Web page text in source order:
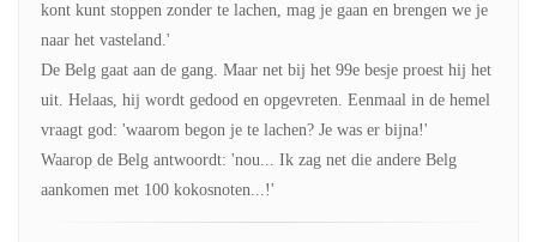
kont kunt stoppen zonder te lachen, mag je gaan en brengen we je
naar het vasteland.'
De Belg gaat aan de gang. Maar net bij het 99e besje proest hij het
uit. Helaas, hij wordt gedood en opgevreten. Eenmaal in de hemel
vraagt god: 'waarom begon je te lachen? Je was er bijna!'
Waarop de Belg antwoordt: 'nou... Ik zag net die andere Belg
aankomen met 100 kokosnoten...!'